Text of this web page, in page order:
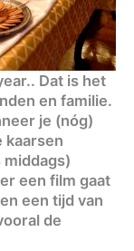
Dat is het
en familie.
je (nóg)
kaarsen
middags)
een film gaat
een tijd van
de